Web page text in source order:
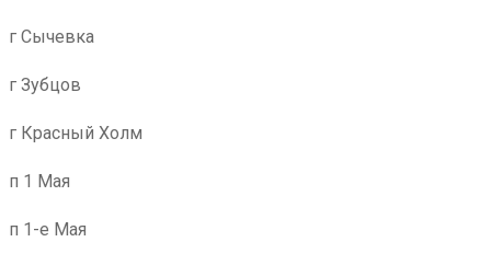
г Сычевка
г Зубцов
г Красный Холм
п 1 Мая
п 1-е Мая